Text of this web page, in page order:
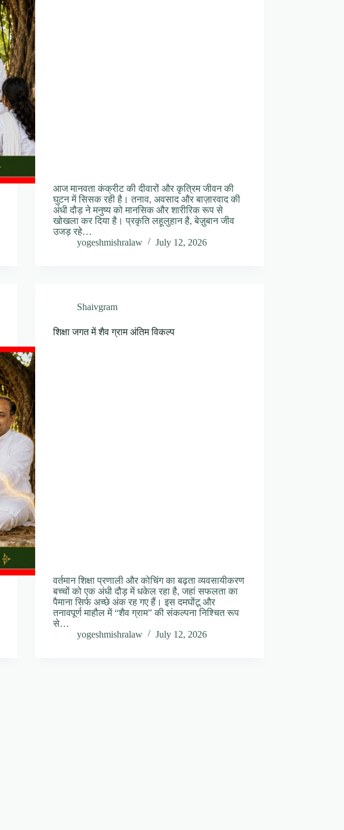
आज मानवता कंक्रीट की दीवारों और कृत्रिम जीवन की
घुटन में सिसक रही है। तनाव, अवसाद और बाज़ारवाद की
अंधी दौड़ ने मनुष्य को मानसिक और शारीरिक रूप से
खोखला कर दिया है। प्रकृति लहूलुहान है, बेज़ुबान जीव
उजड़ रहे…
yogeshmishralaw
July 12, 2026
Shaivgram
शिक्षा जगत में शैव ग्राम अंतिम विकल्प
वर्तमान शिक्षा प्रणाली और कोचिंग का बढ़ता व्यवसायीकरण
बच्चों को एक अंधी दौड़ में धकेल रहा है, जहां सफलता का
पैमाना सिर्फ अच्छे अंक रह गए हैं। इस दमघोंटू और
तनावपूर्ण माहौल में “शैव ग्राम” की संकल्पना निश्चित रूप
से…
yogeshmishralaw
July 12, 2026